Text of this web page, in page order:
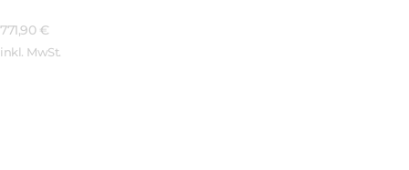
771,90 €
inkl. MwSt.